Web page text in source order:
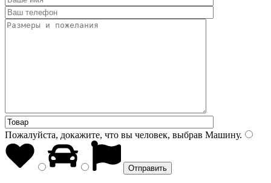
Пожалуйста, докажите, что вы человек, выбрав Машину.